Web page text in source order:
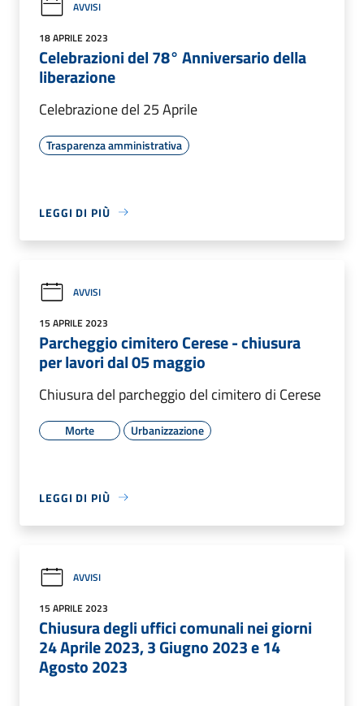
AVVISI
18 APRILE 2023
Celebrazioni del 78° Anniversario della
liberazione
Celebrazione del 25 Aprile
Trasparenza amministrativa
LEGGI DI PIÙ
AVVISI
15 APRILE 2023
Parcheggio cimitero Cerese - chiusura
per lavori dal 05 maggio
Chiusura del parcheggio del cimitero di Cerese
Morte Urbanizzazione
LEGGI DI PIÙ
AVVISI
15 APRILE 2023
Chiusura degli uffici comunali nei giorni
24 Aprile 2023, 3 Giugno 2023 e 14
Agosto 2023